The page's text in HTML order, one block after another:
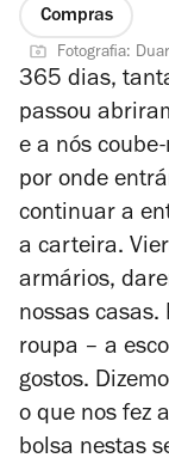
Compras
Fotografia:
365 dias,
passou
e a nós
por onde
continuar a
a carteira.
armários,
nossas
roupa – a
gostos.
o que nos fez
bolsa nestas